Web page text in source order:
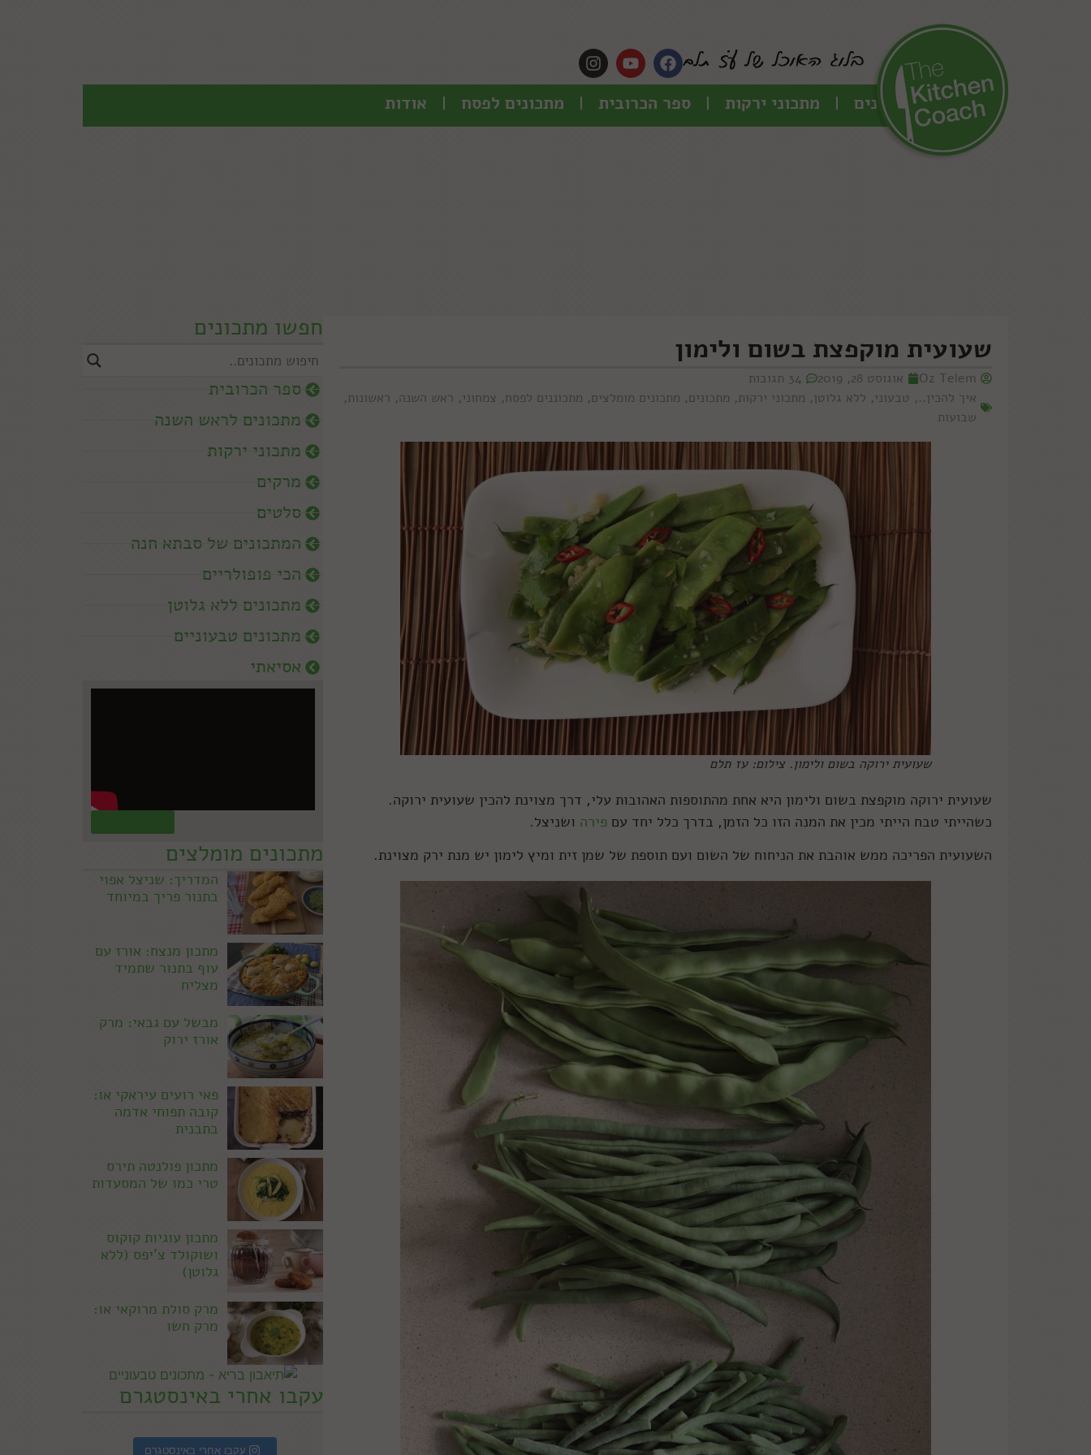
כל המתכונים מתכוני ירקות ספר הכרובית מתכונים לפסח אודות
חפשו מתכונים
ספר הכרובית
מתכונים לראש השנה
מתכוני ירקות
מרקים
סלטים
המתכונים של סבתא חנה
הכי פופולריים
מתכונים ללא גלוטן
מתכונים טבעוניים
אסיאתי
מתכונים מומלצים
המדריך: שניצל אפוי
בתנור פריך במיוחד
מתכון מנצח: אורז עם
עוף בתנור שתמיד
מצליח
מבשל עם גבאי: מרק
אורז ירוק
פאי רועים עיראקי או:
קובה תפוחי אדמה
בתבנית
מתכון פולנטה תירס
טרי כמו של המסעדות
מתכון עוגיות קוקוס
ושוקולד צ'יפס (ללא
גלוטן)
מרק סולת מרוקאי או:
מרק חשו
עקבו אחרי באינסטגרם
עקבו אחרי באינסטגרם
שעועית מוקפצת בשום ולימון
Oz Telem אוגוסט 28, 2019
34 תגובות
איך להכין.., טבעוני, ללא גלוטן, מתכוני ירקות, מתכונים, מתכונים מומלצים, מתכוננים לפסח, צמחוני, ראש השנה, ראשונות,
שבועות
שעועית ירוקה בשום ולימון. צילום: עז תלם
שעועית ירוקה מוקפצת בשום ולימון היא אחת מהתוספות האהובות עלי, דרך מצוינת להכין שעועית ירוקה.
כשהייתי טבח הייתי מכין את המנה הזו כל הזמן, בדרך כלל יחד עם פירה ושניצל.
השעועית הפריכה ממש אוהבת את הניחוח של השום ועם תוספת של שמן זית ומיץ לימון יש מנת ירק מצוינת.